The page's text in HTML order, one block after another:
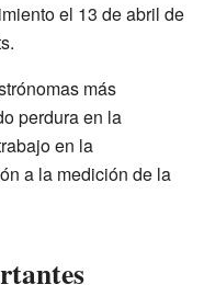
el 13 de abril de
más
perdura en la
en la
a la medición de la